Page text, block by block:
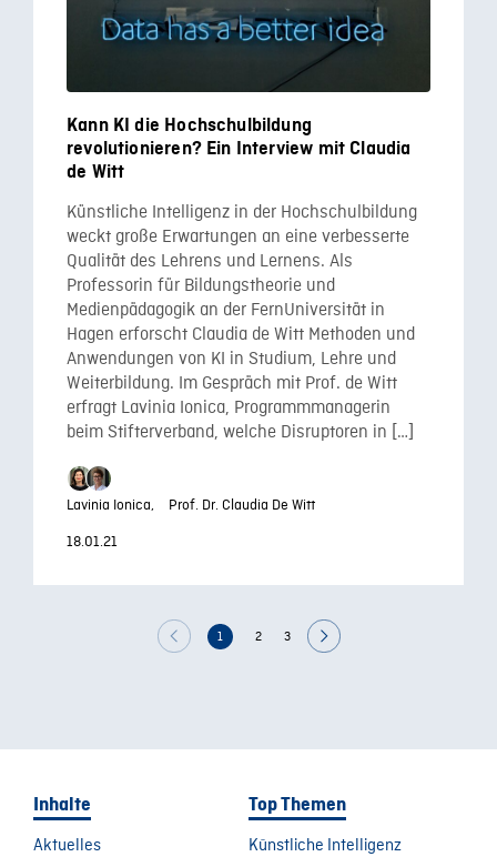
Kann KI die Hochschulbildung
revolutionieren? Ein Interview mit Claudia
de Witt
Künstliche Intelligenz in der Hochschulbildung
weckt große Erwartungen an eine verbesserte
Qualität des Lehrens und Lernens. Als
Professorin für Bildungstheorie und
Medienpädagogik an der FernUniversität in
Hagen erforscht Claudia de Witt Methoden und
Anwendungen von KI in Studium, Lehre und
Weiterbildung. Im Gespräch mit Prof. de Witt
erfragt Lavinia Ionica, Programmmanagerin
beim Stifterverband, welche Disruptoren in […]
Lavinia Ionica,
Prof. Dr. Claudia De Witt
18.01.21
1 2 3
Inhalte
Aktuelles
Top Themen
Künstliche Intelligenz